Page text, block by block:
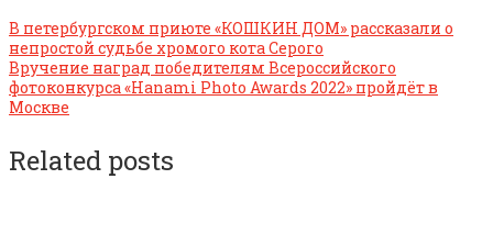
В петербургском приюте «КОШКИН ДОМ» рассказали о
непростой судьбе хромого кота Серого
Вручение наград победителям Всероссийского
фотоконкурса «Hanami Photo Awards 2022» пройдёт в
Москве
Related posts